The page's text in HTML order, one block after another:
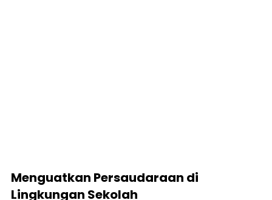
Menguatkan Persaudaraan di
Lingkungan Sekolah